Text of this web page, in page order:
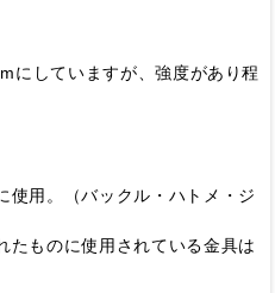
にしていますが、強度があり程
使用。（バックル・ハトメ・ジ
ものに使用されている金具は